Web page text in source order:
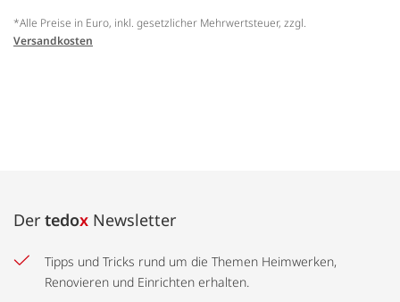
*Alle Preise in Euro, inkl. gesetzlicher Mehrwertsteuer, zzgl.
Versandkosten
Der tedox Newsletter
Tipps und Tricks rund um die Themen Heimwerken,
Renovieren und Einrichten erhalten.